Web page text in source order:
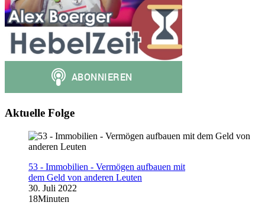
Aktuelle Folge
53 - Immobilien - Vermögen aufbauen mit
dem Geld von anderen Leuten
30. Juli 2022
18Minuten